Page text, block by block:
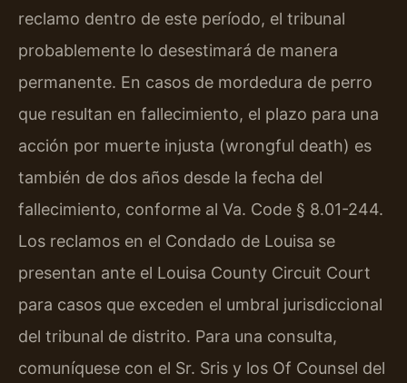
reclamo dentro de este período, el tribunal
probablemente lo desestimará de manera
permanente. En casos de mordedura de perro
que resultan en fallecimiento, el plazo para una
acción por muerte injusta (wrongful death) es
también de dos años desde la fecha del
fallecimiento, conforme al Va. Code § 8.01-244.
Los reclamos en el Condado de Louisa se
presentan ante el Louisa County Circuit Court
para casos que exceden el umbral jurisdiccional
del tribunal de distrito. Para una consulta,
comuníquese con el Sr. Sris y los Of Counsel del